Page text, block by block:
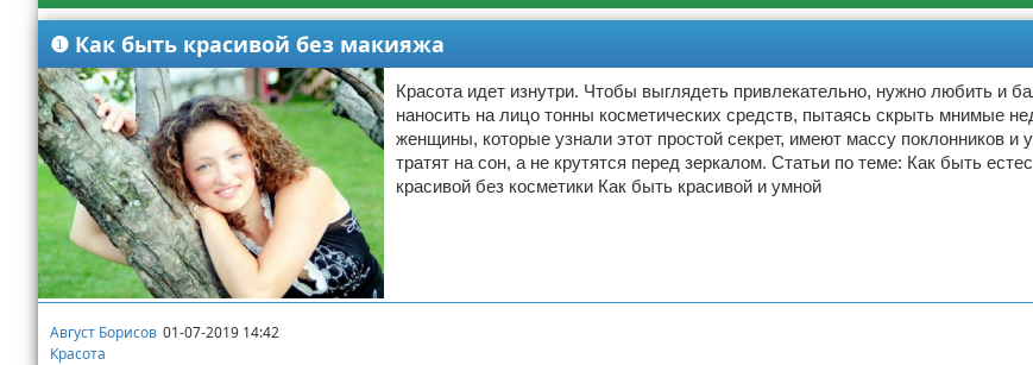
❶ Как быть красивой без макияжа
Красота идет изнутри. Чтобы выглядеть привлекательно, нужно любить и
наносить на лицо тонны косметических средств, пытаясь скрыть мнимые
женщины, которые узнали этот простой секрет, имеют массу поклонников и
тратят на сон, а не крутятся перед зеркалом. Статьи по теме: Как быть
красивой без косметики Как быть красивой и умной
Август Борисов 01-07-2019 14:42
Красота